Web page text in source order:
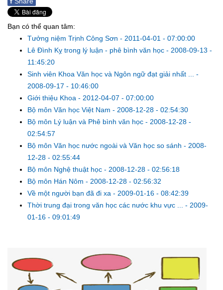
Bạn có thể quan tâm:
Tưởng niệm Trịnh Công Sơn - 2011-04-01 - 07:00:00
Lê Đình Kỵ trong lý luận - phê bình văn học - 2008-09-13 -
11:45:20
Sinh viên Khoa Văn học và Ngôn ngữ đạt giải nhất ... -
2008-09-17 - 10:46:00
Giới thiệu Khoa - 2012-04-07 - 07:00:00
Bộ môn Văn học Việt Nam - 2008-12-28 - 02:54:30
Bộ môn Lý luận và Phê bình văn học - 2008-12-28 -
02:54:57
Bộ môn Văn học nước ngoài và Văn học so sánh - 2008-
12-28 - 02:55:44
Bộ môn Nghệ thuật học - 2008-12-28 - 02:56:18
Bộ môn Hán Nôm - 2008-12-28 - 02:56:32
Về một người bạn đã đi xa - 2009-01-16 - 08:42:39
Thời trung đại trong văn học các nước khu vực ... - 2009-
01-16 - 09:01:49